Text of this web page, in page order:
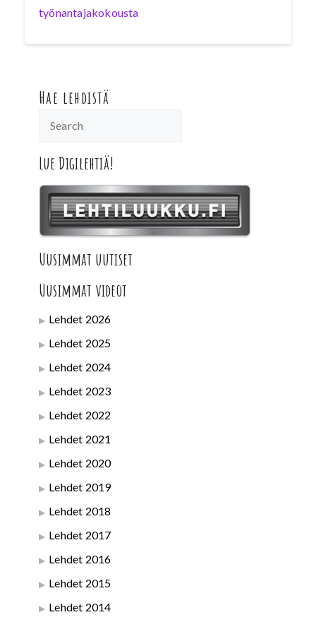
työnantajakokousta
Hae lehdistä
Lue Digilehtiä!
Uusimmat uutiset
Uusimmat videot
Lehdet 2026
Lehdet 2025
Lehdet 2024
Lehdet 2023
Lehdet 2022
Lehdet 2021
Lehdet 2020
Lehdet 2019
Lehdet 2018
Lehdet 2017
Lehdet 2016
Lehdet 2015
Lehdet 2014